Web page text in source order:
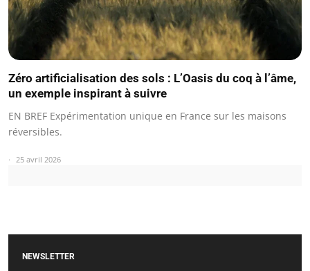
Zéro artificialisation des sols : L’Oasis du coq à l’âme,
un exemple inspirant à suivre
EN BREF Expérimentation unique en France sur les maisons
réversibles.
25 avril 2026
NEWSLETTER